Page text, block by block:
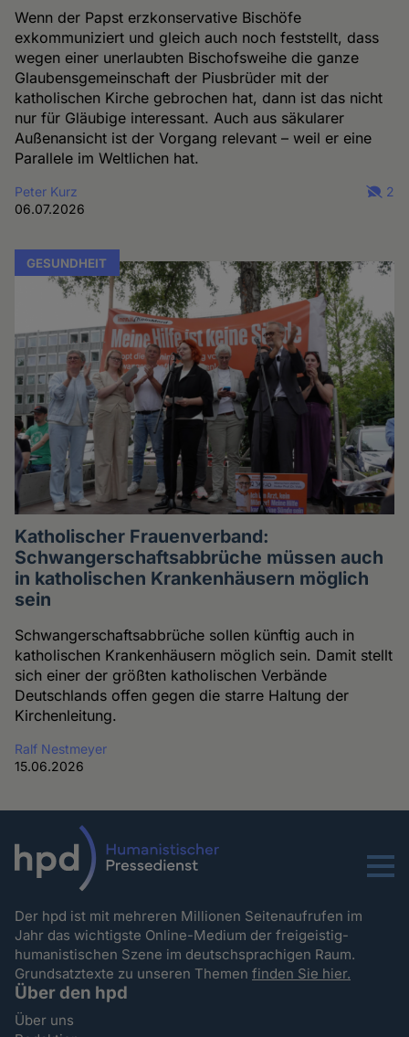
Wenn der Papst erzkonservative Bischöfe
exkommuniziert und gleich auch noch feststellt, dass
wegen einer unerlaubten Bischofsweihe die ganze
Glaubensgemeinschaft der Piusbrüder mit der
katholischen Kirche gebrochen hat, dann ist das nicht
nur für Gläubige interessant. Auch aus säkularer
Außenansicht ist der Vorgang relevant – weil er eine
Parallele im Weltlichen hat.
Peter Kurz
06.07.2026
2
GESUNDHEIT
Katholischer Frauenverband:
Schwangerschaftsabbrüche müssen auch
in katholischen Krankenhäusern möglich
sein
Schwangerschaftsabbrüche sollen künftig auch in
katholischen Krankenhäusern möglich sein. Damit stellt
sich einer der größten katholischen Verbände
Deutschlands offen gegen die starre Haltung der
Kirchenleitung.
Ralf Nestmeyer
15.06.2026
Menu
Der hpd ist mit mehreren Millionen Seitenaufrufen im
Jahr das wichtigste Online-Medium der freigeistig-
humanistischen Szene im deutschsprachigen Raum.
Grundsatztexte zu unseren Themenfinden Sie hier.
Über den hpd
Über uns